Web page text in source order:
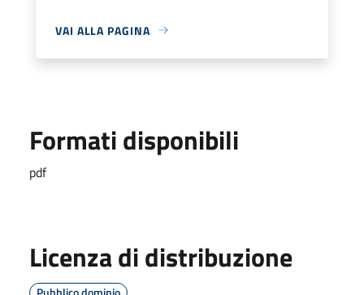
VAI ALLA PAGINA
Formati disponibili
pdf
Licenza di distribuzione